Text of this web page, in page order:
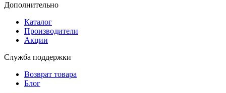
Дополнительно
Каталог
Производители
Акции
Служба поддержки
Возврат товара
Блог